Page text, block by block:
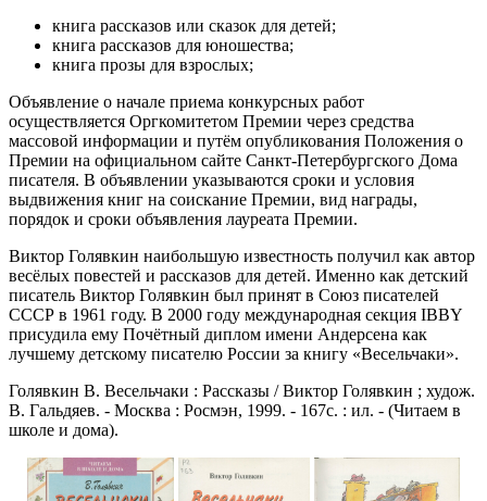
книга рассказов или сказок для детей;
книга рассказов для юношества;
книга прозы для взрослых;
Объявление о начале приема конкурсных работ
осуществляется Оргкомитетом Премии через средства
массовой информации и путём опубликования Положения о
Премии на официальном сайте Санкт-Петербургского Дома
писателя. В объявлении указываются сроки и условия
выдвижения книг на соискание Премии, вид награды,
порядок и сроки объявления лауреата Премии.
Виктор Голявкин наибольшую известность получил как автор
весёлых повестей и рассказов для детей. Именно как детский
писатель Виктор Голявкин был принят в Союз писателей
СССР в 1961 году. В 2000 году международная секция IBBY
присудила ему Почётный диплом имени Андерсена как
лучшему детскому писателю России за книгу «Весельчаки».
Голявкин В. Весельчаки : Рассказы / Виктор Голявкин ; худож.
В. Гальдяев. - Москва : Росмэн, 1999. - 167с. : ил. - (Читаем в
школе и дома).